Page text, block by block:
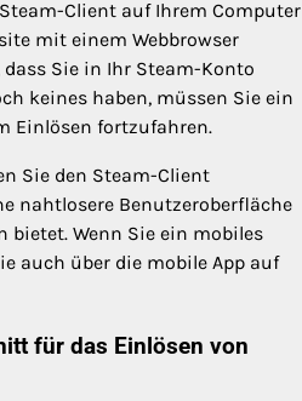
Client auf Ihrem Computer
mit einem Webbrowser
Sie in Ihr Steam-Konto
keines haben, müssen Sie ein
Einlösen fortzufahren.
Sie den Steam-Client
nahtlosere Benutzeroberfläche
bietet. Wenn Sie ein mobiles
auch über die mobile App auf
für das Einlösen von